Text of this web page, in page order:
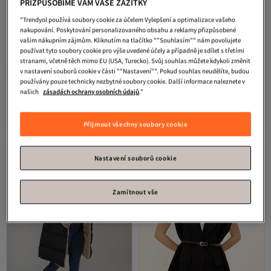
7. nejčastěji hodnocené
Olcay
Chlupatá nafukovací vesta s
Nejnižší cena za 30 dní
Nejnižší cena za 30 dní
909Kč
PŘIZPŮSOBÍME VÁM VAŠE ZÁŽITKY
"Trendyol používá soubory cookie za účelem Vylepšení a optimalizace vašeho
nakupování. Poskytování personalizovaného obsahu a reklamy přizpůsobené
vašim nákupním zájmům. Kliknutím na tlačítko ""Souhlasím"" nám povolujete
používat tyto soubory cookie pro výše uvedené účely a případně je sdílet s třetími
stranami, včetně těch mimo EU (USA, Turecko). Svůj souhlas můžete kdykoli změnit
v nastavení souborů cookie v části ""Nastavení"". Pokud souhlas neudělíte, budou
používány pouze technicky nezbytné soubory cookie. Další informace naleznete v
našich zásadách ochrany osobních údajů."
Přijmout všechny soubory cookie
Nastavení souborů cookie
Zamítnout vše